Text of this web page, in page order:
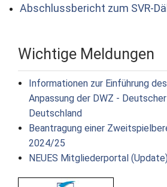
Meistertafel
Newsletter
Kontakt
Impressum
Datenschutz
Abschlussbericht zum SVR-
Wichtige Meldungen
Informationen zur Einführung
Anpassung der DWZ -
Deutschland
Beantragung einer
2024/25
NEUES Mitgliederportal (Update)